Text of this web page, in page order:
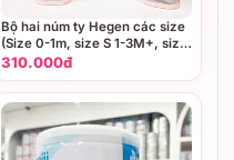
Bộ hai núm ty Hegen các size
(Size 0-1m, size S 1-3M+, size
M 3-6M+, size L trên 6M+,
size Y cắt dành cho thức ăn
sệt)
310.000đ